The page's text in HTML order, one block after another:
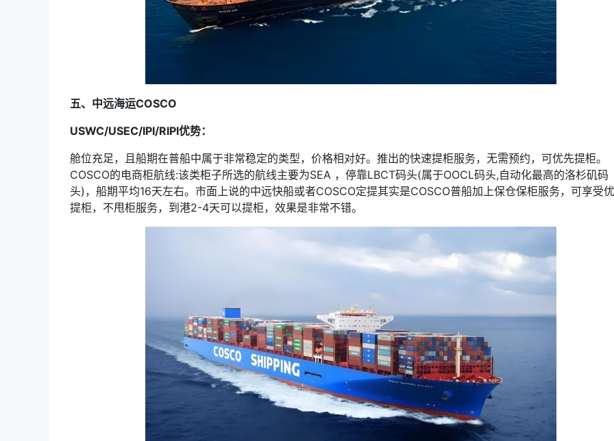
五、中远海运COSCO
USWC/USEC/IPI/RIPI优势：
舱位充足，且船期在普船中属于非常稳定的类型，价格相对好。推出的快速提柜服务，无需预约，可优先提柜。
COSCO的电商柜航线:该类柜子所选的航线主要为SEA ，停靠LBCT码头(属于OOCL码头,自动化最高的洛杉矶码
头)，船期平均16天左右。市面上说的中远快船或者COSCO定提其实是COSCO普船加上保仓保柜服务，可享受
提柜，不甩柜服务，到港2-4天可以提柜，效果是非常不错。